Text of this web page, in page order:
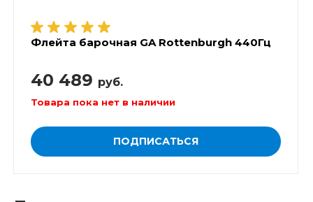
Флейта барочная GA Rottenburgh 440Гц
40 489 руб.
Товара пока нет в наличии
ПОДПИСАТЬСЯ